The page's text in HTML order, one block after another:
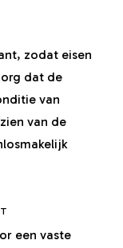
zodat eisen
dat de
van
van de
een vaste